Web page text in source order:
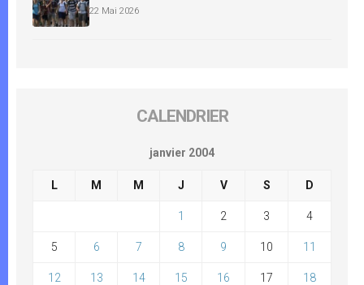
22 Mai 2026
CALENDRIER
janvier 2004
L M M J V S D
1 2 3 4
5 6 7 8 9 10 11
12 13 14 15 16 17 18